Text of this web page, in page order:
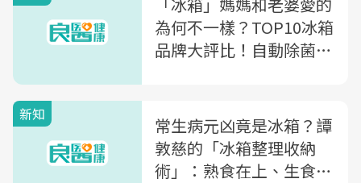
為何不一樣？TOP10冰箱
品牌大評比！自動除菌、
新知
常生病元凶竟是冰箱？譚
敦慈的「冰箱整理收納
術」：熟食在上、生食放